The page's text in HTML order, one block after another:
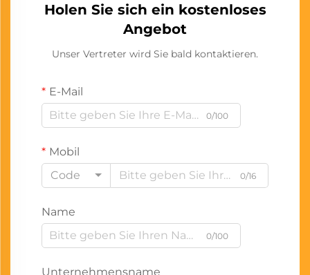
Holen Sie sich ein kostenloses
Angebot
Unser Vertreter wird Sie bald kontaktieren.
E-Mail
0/100
Mobil
Code
0/16
Name
0/100
Unternehmensname